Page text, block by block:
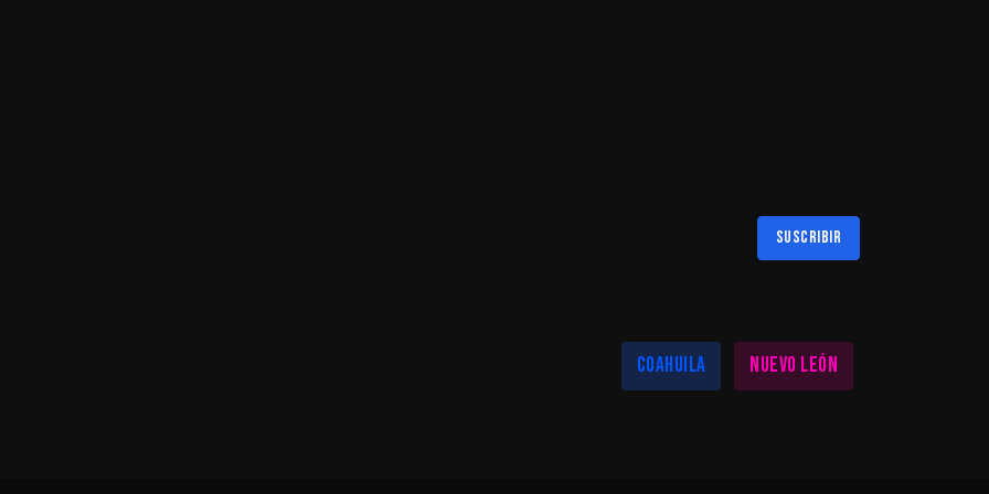
Suscribir
Coahuila
Nuevo León